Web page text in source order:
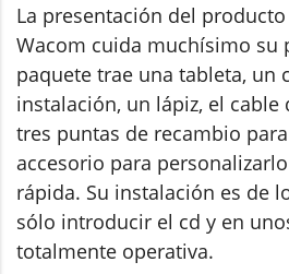
La presentación del producto
Wacom cuida muchísimo su
paquete trae una tableta, un
instalación, un lápiz, el cable
tres puntas de recambio
accesorio para
rápida. Su instalación es de
sólo introducir el cd y en
totalmente operativa.